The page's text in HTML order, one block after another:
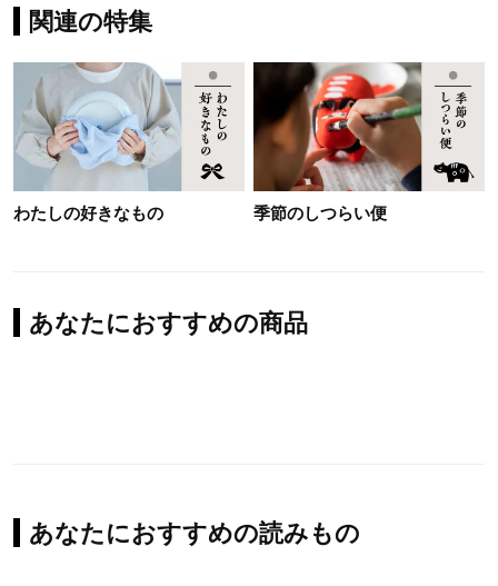
関連の特集
わたしの好きなもの 季節のしつらい便
あなたにおすすめの商品
あなたにおすすめの読みもの